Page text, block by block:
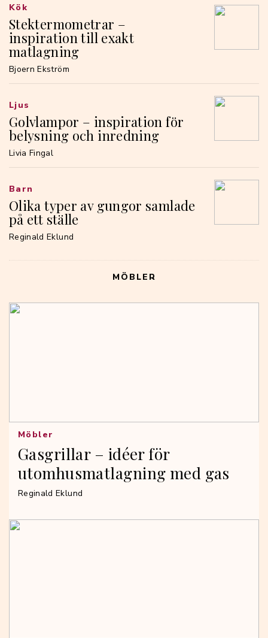
Stektermometrar –
inspiration till exakt
matlagning
Kök
Bjoern Ekström
Golvlampor – inspiration för
belysning och inredning
Ljus
Livia Fingal
Olika typer av gungor samlade
på ett ställe
Barn
Reginald Eklund
MÖBLER
Gasgrillar – idéer för
utomhusmatlagning med gas
Möbler
Reginald Eklund